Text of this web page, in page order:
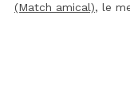
(Match amical), le